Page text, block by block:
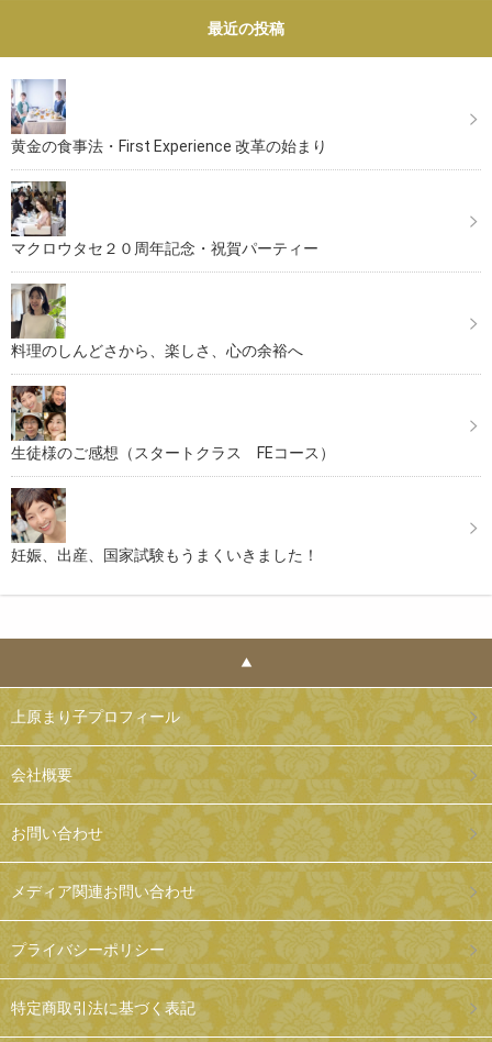
最近の投稿
黄金の食事法・First Experience 改革の始まり
マクロウタセ２０周年記念・祝賀パーティー
料理のしんどさから、楽しさ、心の余裕へ
生徒様のご感想（スタートクラス FEコース）
妊娠、出産、国家試験もうまくいきました！
上原まり子プロフィール
会社概要
お問い合わせ
メディア関連お問い合わせ
プライバシーポリシー
特定商取引法に基づく表記